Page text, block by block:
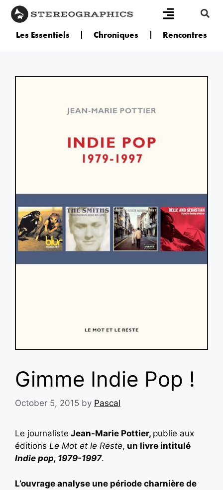
Les Essentiels Chroniques Rencontres
Gimme Indie Pop !
October 5, 2015 by Pascal
Le journaliste Jean-Marie Pottier, publie aux
éditions Le Mot et le Reste, un livre intitulé
Indie pop, 1979-1997.
L’ouvrage analyse une période charnière de